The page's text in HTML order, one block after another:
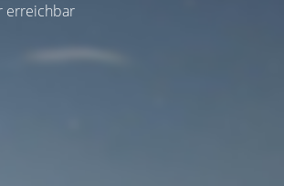
erreichbar